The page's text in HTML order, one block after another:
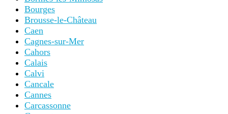
Bourges
Brousse-le-Château
Caen
Cagnes-sur-Mer
Cahors
Calais
Calvi
Cancale
Cannes
Carcassonne